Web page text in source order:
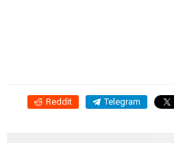
Reddit Telegram